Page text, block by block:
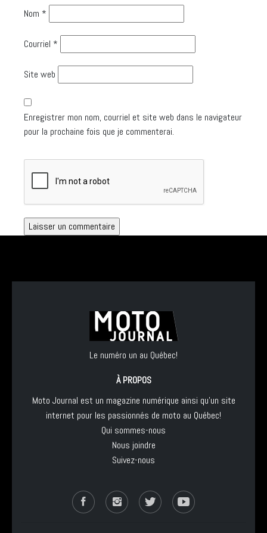
Nom *
Courriel *
Site web
Enregistrer mon nom, courriel et site web dans le navigateur
pour la prochaine fois que je commenterai.
Le numéro un au Québec!
À PROPOS
Moto Journal est un magazine numérique ainsi qu'un site
internet pour les passionnés de moto au Québec!
Qui sommes-nous
Nous joindre
Suivez-nous